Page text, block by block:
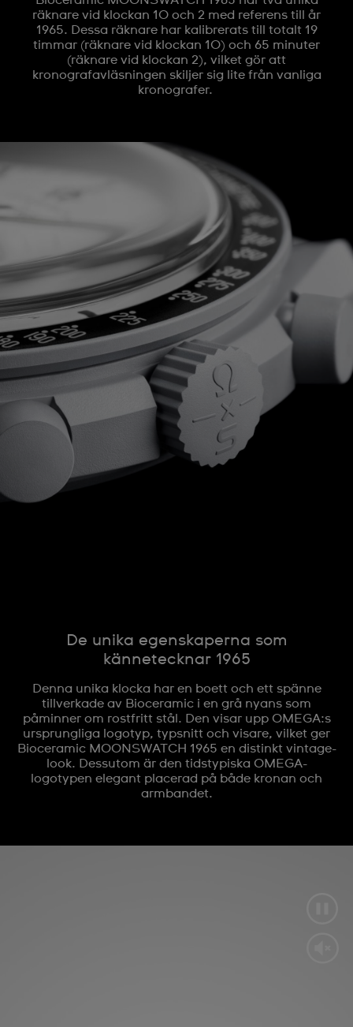
räknare vid klockan 10 och 2 med referens till år
1965. Dessa räknare har kalibrerats till totalt 19
timmar (räknare vid klockan 10) och 65 minuter
(räknare vid klockan 2), vilket gör att
kronografavläsningen skiljer sig lite från vanliga
kronografer.
De unika egenskaperna som
kännetecknar 1965
Denna unika klocka har en boett och ett spänne
tillverkade av Bioceramic i en grå nyans som
påminner om rostfritt stål. Den visar upp OMEGA:s
ursprungliga logotyp, typsnitt och visare, vilket ger
Bioceramic MOONSWATCH 1965 en distinkt vintage-
look. Dessutom är den tidstypiska OMEGA-
logotypen elegant placerad på både kronan och
armbandet.